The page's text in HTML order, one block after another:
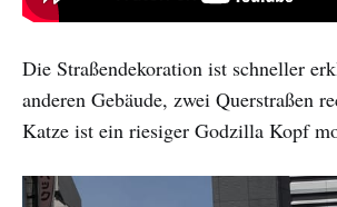
Die Straßendekoration ist schneller
anderen Gebäude, zwei Querstraßen
Katze ist ein riesiger Godzilla Kopf